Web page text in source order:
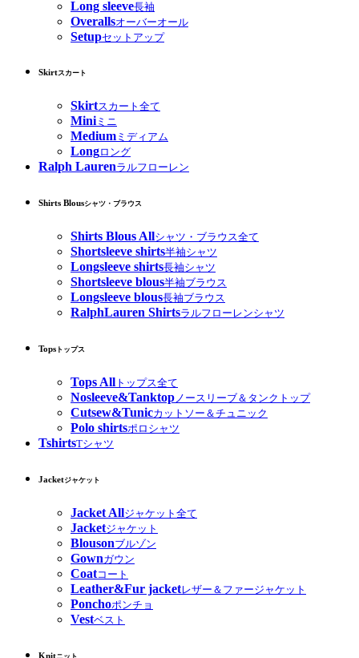
Long sleeve長袖
Overallsオーバーオール
Setupセットアップ
Skirtスカート
Skirtスカート全て
Miniミニ
Medium ミディアム
Longロング
Ralph Laurenラルフローレン
Shirts Blousシャツ・ブラウス
Shirts Blous Allシャツ・ブラウス全て
Shortsleeve shirts半袖シャツ
Longsleeve shirts長袖シャツ
Shortsleeve blous半袖ブラウス
Longsleeve blous長袖ブラウス
RalphLauren Shirtsラルフローレンシャツ
Tops トップス
Tops All トップス全て
Nosleeve&Tanktopノースリーブ＆タンクトップ
Cutsew&Tunicカットソー＆チュニック
Polo shirtsポロシャツ
TshirtsTシャツ
Jacketジャケット
Jacket Allジャケット全て
Jacketジャケット
Blousonブルゾン
Gownガウン
Coatコート
Leather&Fur jacketレザー＆ファージャケット
Ponchoポンチョ
Vestベスト
Knit